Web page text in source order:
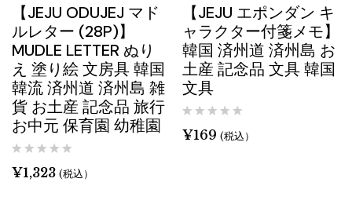
【JEJU ODUJEJ マド
ルレター (28P)】
MUDLE LETTER ぬり
え 塗り絵 文房具 韓国
韓流 済州道 済州島 雑
貨 お土産 記念品 旅行
お中元 保育園 幼稚園
¥1,323 (税込）
【JEJU エポンダン キ
ャラクター付箋メモ】
韓国 済州道 済州島 お
土産 記念品 文具 韓国
文具
¥169 (税込）